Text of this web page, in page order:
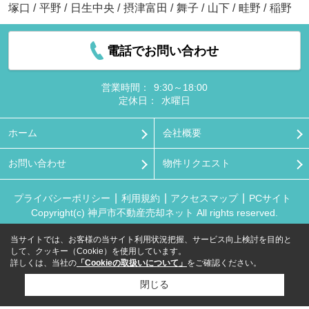
塚口 / 平野 / 日生中央 / 摂津富田 / 舞子 / 山下 / 畦野 / 稲野
電話でお問い合わせ
営業時間：
9:30～18:00
定休日：
水曜日
ホーム 会社概要
お問い合わせ 物件リクエスト
プライバシーポリシー 利用規約 アクセスマップ
PCサイト
Copyright(c) 神戸市不動産売却ネット All rights reserved.
当サイトでは、お客様の当サイト利用状況把握、サービス向上検討を目的と
して、クッキー（Cookie）を使用しています。
詳しくは、当社の 「Cookieの取扱いについて」 をご確認ください。
閉じる